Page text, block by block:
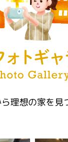
理想の家を見